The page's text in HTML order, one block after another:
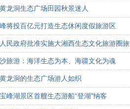
龙洞生态广场田园秋景迷人
将投百亿元打造生态休闲度假旅游区
民政府批准实施大湘西生态文化旅游圈
旅游：海洋生态为本、海疆文化为魂
龙洞的生态广场游人如织
峰湖景区首艘生态游船“登湖”纳客